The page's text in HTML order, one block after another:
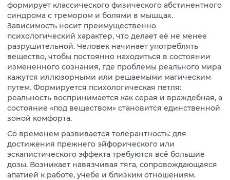
формирует классического физического абстинентного
синдрома с тремором и болями в мышцах.
Зависимость носит преимущественно
психологический характер, что делает её не менее
разрушительной. Человек начинает употреблять
вещество, чтобы постоянно находиться в состоянии
измененного сознания, где проблемы реального мира
кажутся иллюзорными или решаемыми магическим
путем. Формируется психологическая петля:
реальность воспринимается как серая и враждебная, а
состояние «под веществом» становится единственной
зоной комфорта.
Со временем развивается толерантность: для
достижения прежнего эйфорического или
эскапистического эффекта требуются всё большие
дозы. Возникает навязчивая тяга, сопровождающаяся
апатией к работе, учебе и близким отношениям.